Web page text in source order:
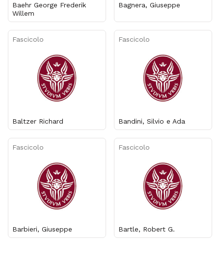
Baehr George Frederik
Willem
Bagnera, Giuseppe
Fascicolo
Baltzer Richard
Fascicolo
Bandini, Silvio e Ada
Fascicolo
Barbieri, Giuseppe
Fascicolo
Bartle, Robert G.